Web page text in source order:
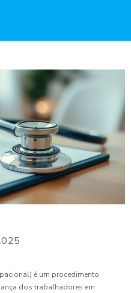
é um procedimento
dos trabalhadores em